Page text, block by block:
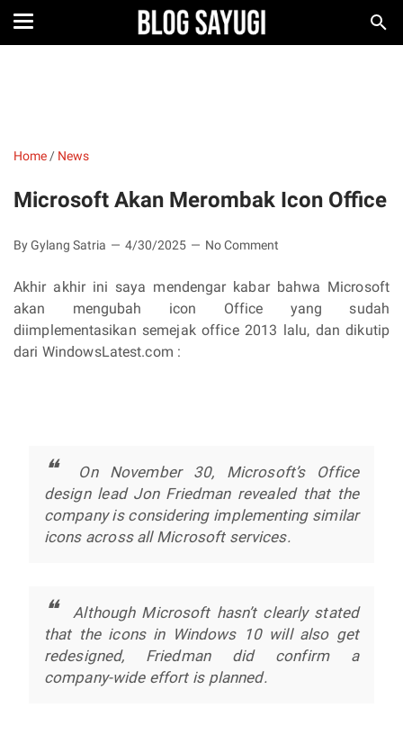
Home / News
Microsoft Akan Merombak Icon Office
By Gylang Satria 4/30/2025 No Comment
Akhir akhir ini saya mendengar kabar bahwa Microsoft
akan mengubah icon Office yang sudah
diimplementasikan semejak office 2013 lalu, dan dikutip
dari WindowsLatest.com :
On November 30, Microsoft’s Office
design lead Jon Friedman revealed that the
company is considering implementing similar
icons across all Microsoft services.
Although Microsoft hasn’t clearly stated
that the icons in Windows 10 will also get
redesigned, Friedman did confirm a
company-wide effort is planned.